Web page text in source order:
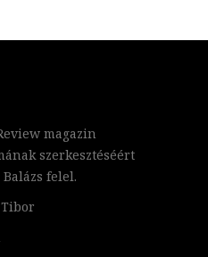
magazin
szerkesztéséért
felel.
Tibor